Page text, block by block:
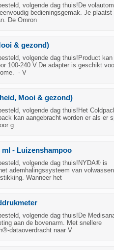
volgende dag thuis!De
bedieningsgemak. Je plaatst
De Omron
& gezond)
volgende dag thuis!Product kan
100-240 V.De adapter is geschikt
- V
Mooi & gezond)
volgende dag thuis!Het
kan aangebracht worden er als er
g
ml - Luizenshampoo
volgende dag thuis!NYDA® is
ademhalingssysteem van volwassen
Wanneer het
volgende dag thuis!De
aan de bovenarm. Met snellere
dataoverdracht naar V